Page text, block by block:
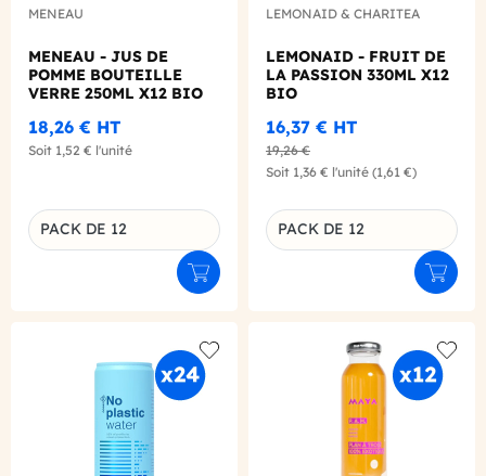
MENEAU
MENEAU - JUS DE
POMME BOUTEILLE
VERRE 250ML X12 BIO
18,26 € HT
Soit 1,52 € l'unité
Déclinaison du produit
PACK DE 12
Ajouter au panier
LEMONAID & CHARITEA
LEMONAID - FRUIT DE
LA PASSION 330ML X12
BIO
16,37 € HT
19,26 €
Soit 1,36 € l'unité (1,61 €)
Déclinaison du produit
PACK DE 12
Add to wishlist Add